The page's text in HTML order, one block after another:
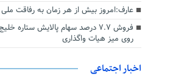
عارف:امروز بیش از هر زمان به رفاقت ملی
فروش ۷.۷ درصد سهام پالایش ستاره
روی میز هیات واگذاری
اخبار اجتماعی